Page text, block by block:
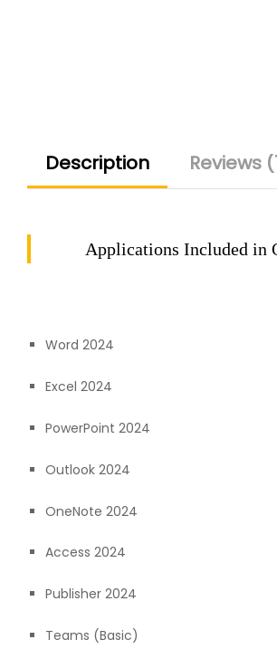
Description Reviews
Applications Included in
Word 2024
Excel 2024
PowerPoint 2024
Outlook 2024
OneNote 2024
Access 2024
Publisher 2024
Teams (Basic)